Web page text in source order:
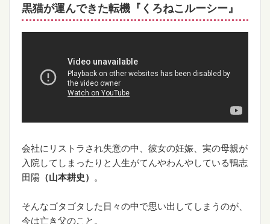
黒猫が運んできた転機『くろねこルーシー』
会社にリストラされ失意の中、彼女の妊娠、実の母親が
入院してしまったりと人生がてんやわんやしている鴨志
田陽 （山本耕史） 。
そんなゴタゴタした日々の中で思い出してしまうのが、
今は亡き父のこと。